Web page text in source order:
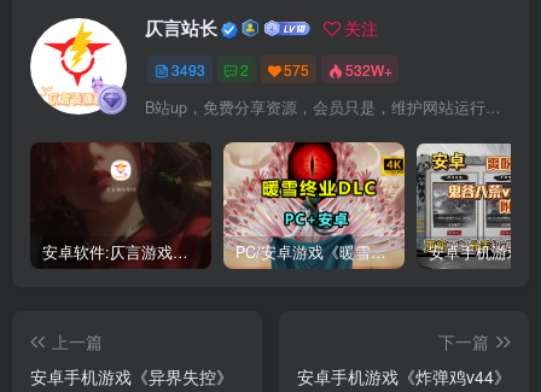
仄言站长 关注
3493 2 575 532W+
B站up，免费分享资源，会员只是，维护网站运行，会员权利为可以支持本地下载，更多内容，敬请期待！
安卓软件:仄言游戏库4.0APP全新上架了！没有下的赶紧下载呀！ PC/安卓游戏《暖雪最新v3.1.0.1》终业DLC整合版！
上一篇
安卓手机游戏《异界失控》
下一篇
安卓手机游戏《炸弹鸡v44》